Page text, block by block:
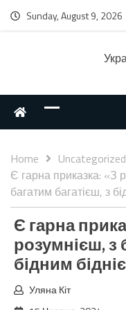
Sunday, August 9, 2026
Home
Uncategorized
Є гарна приказка: «З
багатим багатієш, з
Є гарна
розумнієш, з
бідним
Уляна Кіт